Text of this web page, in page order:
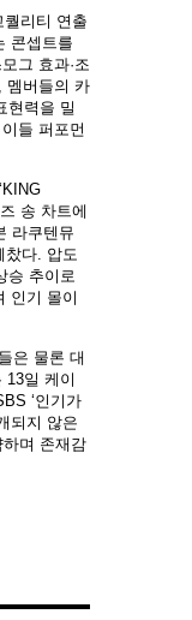
리티 연출
콘셉트를
그 효과·조
멤버들의 카
현력을 밀
들 퍼포먼
송 차트에
라쿠텐뮤
찼다. 압도
승 추이로
인기 몰이
은 물론 대
13일 케이
‘인기가
되지 않은
며 존재감